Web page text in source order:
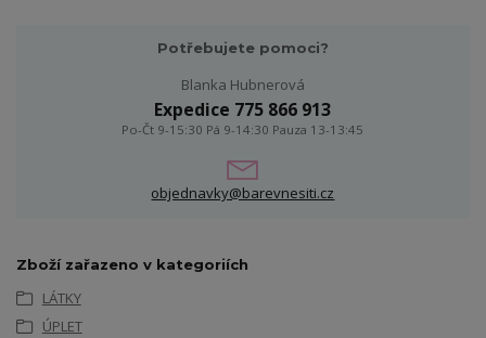
Potřebujete pomoci?
Blanka Hubnerová
Expedice 775 866 913
Po-Čt 9-15:30 Pá 9-14:30 Pauza 13-13:45
objednavky@barevnesiti.cz
Zboží zařazeno v kategoriích
LÁTKY
ÚPLET